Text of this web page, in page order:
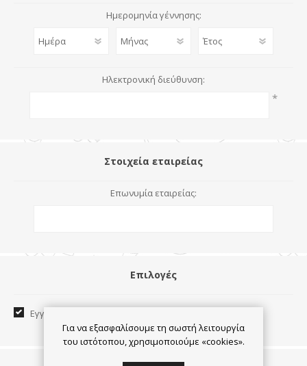
Ημερομηνία γέννησης:
Ηλεκτρονική διεύθυνση:
*
Στοιχεία εταιρείας
Επωνυμία εταιρείας:
Επιλογές
Εγγραφή στο newsletter:
Για να εξασφαλίσουμε τη σωστή λειτουργία
του ιστότοπου, χρησιμοποιούμε «cookies».